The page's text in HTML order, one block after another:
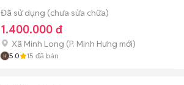
Đã sử dụng (chưa sửa chữa)
1.400.000 đ
Xã Minh Long (P. Minh Hưng mới)
5.0 15 đã bán